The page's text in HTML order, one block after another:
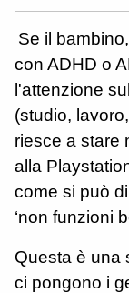
Se il
con ADHD o
l'attenzione
(studio,
riesce a stare
alla
come si può
‘non funzioni
Questa è una
ci pongono i